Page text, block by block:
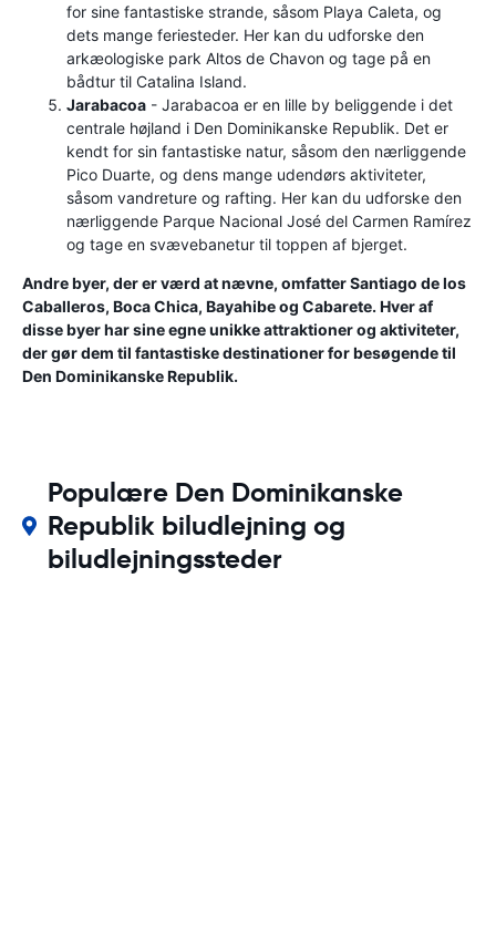
for sine fantastiske strande, såsom Playa Caleta, og
dets mange feriesteder. Her kan du udforske den
arkæologiske park Altos de Chavon og tage på en
bådtur til Catalina Island.
Jarabacoa - Jarabacoa er en lille by beliggende i det
centrale højland i Den Dominikanske Republik. Det er
kendt for sin fantastiske natur, såsom den nærliggende
Pico Duarte, og dens mange udendørs aktiviteter,
såsom vandreture og rafting. Her kan du udforske den
nærliggende Parque Nacional José del Carmen Ramírez
og tage en svævebanetur til toppen af ​​bjerget.
Andre byer, der er værd at nævne, omfatter Santiago de los
Caballeros, Boca Chica, Bayahibe og Cabarete. Hver af
disse byer har sine egne unikke attraktioner og aktiviteter,
der gør dem til fantastiske destinationer for besøgende til
Den Dominikanske Republik.
Populære Den Dominikanske
Republik biludlejning og
biludlejningssteder